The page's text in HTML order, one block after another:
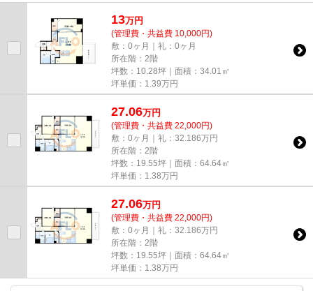
観と洗練された設計の内装を持...
13万円
(管理費・共益費 10,000円)
敷：0ヶ月｜礼：0ヶ月
所在階：2階
坪数：10.28坪｜面積：34.01㎡
坪単価： 1.39万円
27.06万円
(管理費・共益費 22,000円)
敷：0ヶ月｜礼：32.186万円
所在階：2階
坪数：19.55坪｜面積：64.64㎡
坪単価： 1.38万円
27.06万円
(管理費・共益費 22,000円)
敷：0ヶ月｜礼：32.186万円
所在階：2階
坪数：19.55坪｜面積：64.64㎡
坪単価： 1.38万円